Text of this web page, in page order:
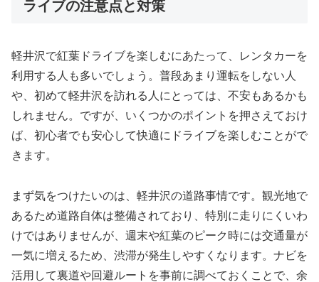
ライブの注意点と対策
軽井沢で紅葉ドライブを楽しむにあたって、レンタカーを
利用する人も多いでしょう。普段あまり運転をしない人
や、初めて軽井沢を訪れる人にとっては、不安もあるかも
しれません。ですが、いくつかのポイントを押さえておけ
ば、初心者でも安心して快適にドライブを楽しむことがで
きます。
まず気をつけたいのは、軽井沢の道路事情です。観光地で
あるため道路自体は整備されており、特別に走りにくいわ
けではありませんが、週末や紅葉のピーク時には交通量が
一気に増えるため、渋滞が発生しやすくなります。ナビを
活用して裏道や回避ルートを事前に調べておくことで、余